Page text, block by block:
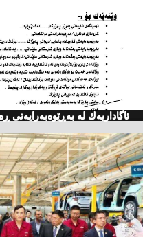
ئاگاداریه‌ك له‌ به‌ڕێوه‌به‌رایه‌تی